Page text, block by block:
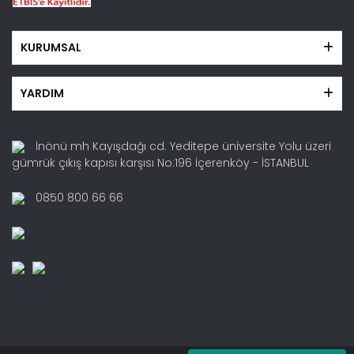
KURUMSAL
YARDIM
İnönü mh Kayışdağı cd. Yeditepe üniversite Yolu üzeri
gümrük çıkış kapısı karşısı No:196 İçerenköy - İSTANBUL
0850 800 66 66